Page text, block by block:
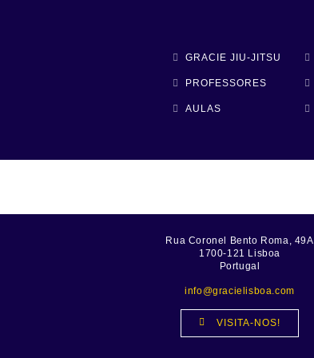
GRACIE JIU-JITSU
PROFESSORES
AULAS
Rua Coronel Bento Roma, 49A
1700-121 Lisboa
Portugal
info@gracielisboa.com
VISITA-NOS!